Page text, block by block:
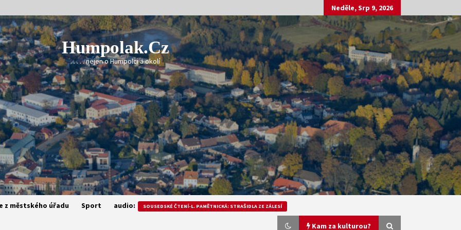
Neděle, Srp 9, 2026
Humpolak.cz
. . . . . nejen o Humpolci a okolí
z městského úřadu Sport audio: SOUSEDSKÉ ČTENÍ-L. PAMĚTNICKÁ: STRAŠIDLA ZE ZÁLESÍ
Kam za kulturou?